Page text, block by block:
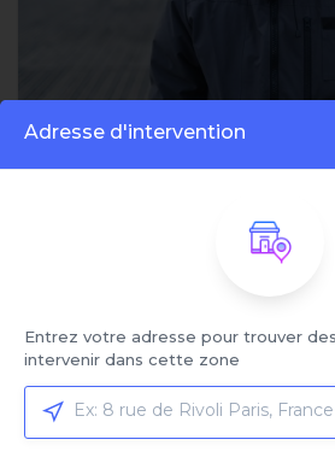
Adresse d'intervention
Entrez votre adresse pour trouver
intervenir dans cette zone
Jules M.
Plombier
108,90 €